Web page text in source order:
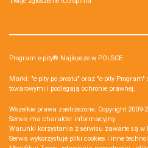
Program e-pity® Najlepsze w POLSCE.
Marki: "e-pity po prostu" oraz "e-pity
towarowymi i podlegają ochronie prawnej.
Wszelkie prawa zastrzeżone. Copyright 2009-
Serwis ma charakter informacyjny.
Warunki korzystania z serwisu zawarte są w
Serwis wykorzystuje pliki cookies i inne